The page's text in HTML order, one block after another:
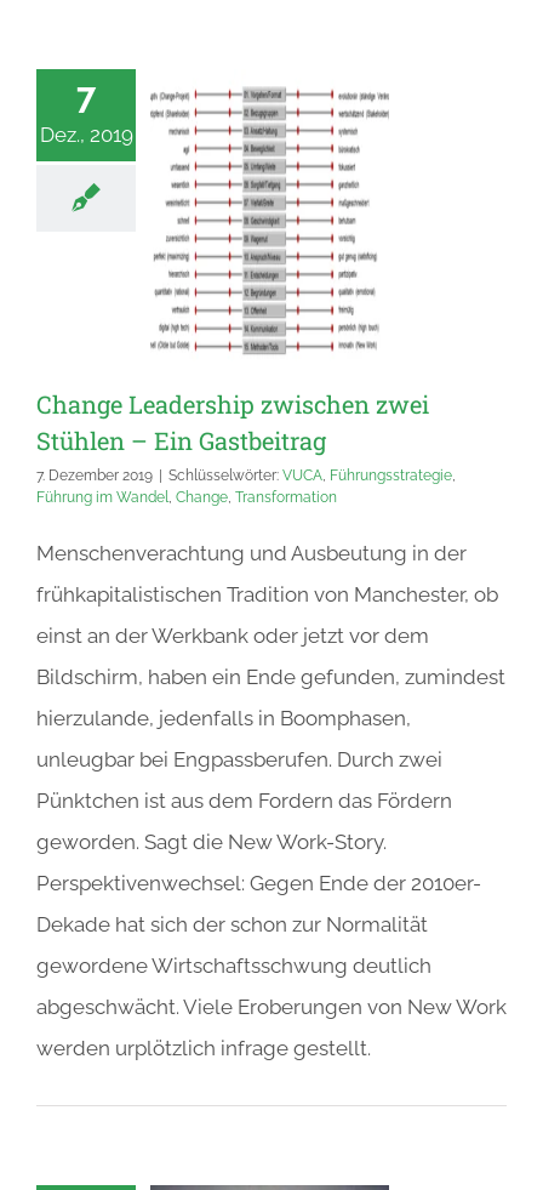
7
Dez., 2019
Change Leadership zwischen zwei
Stühlen – Ein Gastbeitrag
7. Dezember 2019 Schlüsselwörter: VUCA, Führungsstrategie,
Führung im Wandel, Change, Transformation
Menschenverachtung und Ausbeutung in der
frühkapitalistischen Tradition von Manchester, ob
einst an der Werkbank oder jetzt vor dem
Bildschirm, haben ein Ende gefunden, zumindest
hierzulande, jedenfalls in Boomphasen,
unleugbar bei Engpassberufen. Durch zwei
Pünktchen ist aus dem Fordern das Fördern
geworden. Sagt die New Work-Story.
Perspektivenwechsel: Gegen Ende der 2010er-
Dekade hat sich der schon zur Normalität
gewordene Wirtschaftsschwung deutlich
abgeschwächt. Viele Eroberungen von New Work
werden urplötzlich infrage gestellt.